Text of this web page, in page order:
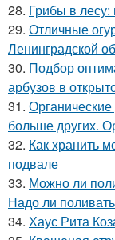
28. Грибы в лесу:
29. Отличные
Ленинградской
30. Подбор
арбузов в
31.
больше других.
32. Как хранить
подвале
33. Можно ли
Надо ли
34. Хаус Рита